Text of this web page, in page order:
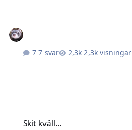
7 svar 2,3k visningar
Skit kväll...